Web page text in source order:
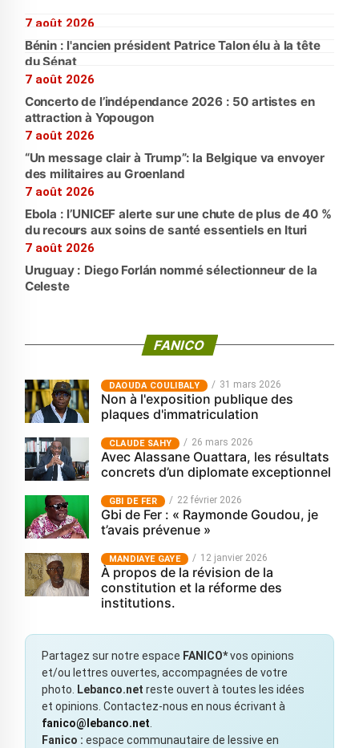
7 août 2026
Bénin : l'ancien président Patrice Talon élu à la tête
du Sénat
7 août 2026
Concerto de l’indépendance 2026 : 50 artistes en
attraction à Yopougon
7 août 2026
“Un message clair à Trump”: la Belgique va envoyer
des militaires au Groenland
7 août 2026
Ebola : l’UNICEF alerte sur une chute de plus de 40 %
du recours aux soins de santé essentiels en Ituri
7 août 2026
Uruguay : Diego Forlán nommé sélectionneur de la
Celeste
FANICO
‎DAOUDA COULIBALY 31 mars 2026
Non à l'exposition publique des
plaques d'immatriculation
CLAUDE SAHY 26 mars 2026
Avec Alassane Ouattara, les résultats
concrets d’un diplomate exceptionnel
GBI DE FER 22 février 2026
Gbi de Fer : « Raymonde Goudou, je
t’avais prévenue »
MANDIAYE GAYE 12 janvier 2026
À propos de la révision de la
constitution et la réforme des
institutions.
Partagez sur notre espace FANICO*vos opinions
et/ou lettres ouvertes, accompagnées de votre
photo.
Lebanco.net reste ouvert à toutes les idées
et opinions. Contactez-nous en nous écrivant à
fanico@lebanco.net
Fanico : espace communautaire de lessive en